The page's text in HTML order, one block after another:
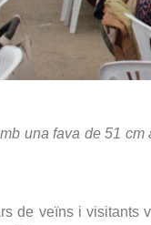
una fava de 51
de veïns i visitants